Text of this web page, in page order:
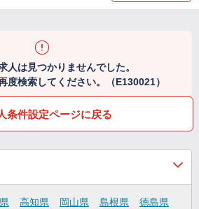
人は見つかりませんでした。
度検索してください。（E130021）
条件設定ページに戻る
高知県 岡山県 島根県
徳島県